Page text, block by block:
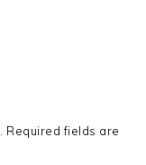
Required fields are